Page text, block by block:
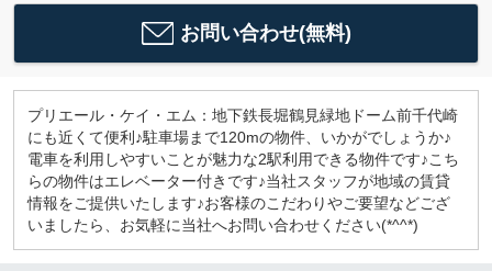
お問い合わせ(無料)
プリエール・ケイ・エム：地下鉄長堀鶴見緑地ドーム前千代崎
にも近くて便利♪駐車場まで120mの物件、いかがでしょうか♪
電車を利用しやすいことが魅力な2駅利用できる物件です♪こち
らの物件はエレベーター付きです♪当社スタッフが地域の賃貸
情報をご提供いたします♪お客様のこだわりやご要望などござ
いましたら、お気軽に当社へお問い合わせください(*^^*)